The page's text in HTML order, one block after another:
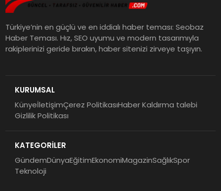
Türkiye’nin en güçlü ve en iddialı haber teması: Seobaz
Haber Teması. Hız, SEO uyumu ve modern tasarımıyla
rakiplerinizi geride bırakın, haber sitenizi zirveye taşıyın.
KURUMSAL
KünyeİletişimÇerez PolitikasıHaber Kaldırma talebi
Gizlilik Politikası
KATEGORİLER
GündemDünyaEğitimEkonomiMagazinSağlıkSpor
Teknoloji